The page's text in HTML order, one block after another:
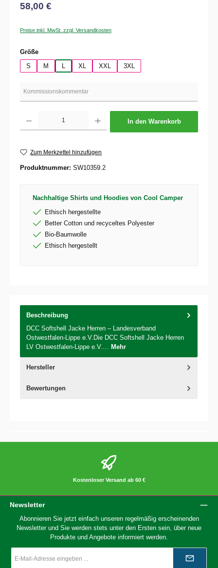
58,00 €
Preise inkl. MwSt. zzgl. Versandkosten
Größeauswählen
S
M XL XXL 3XL
In den Warenkorb
Zum Merkzettel hinzufügen
Produktnummer: SW10359.2
Nachhaltige Shirts und Hoodies von Cool Camper
Ethisch hergestellte
Better Cotton und recyceltes Polyester
Bio-Baumwolle
Ethisch hergestellt
Beschreibung
DCC Softshell Jacke Herren – Landesverband
Ostwestfalen-Lippe e.V.Die DCC Softshell Jacke Herren
LV Ostwestfalen-Lippe e.V.… Mehr
Hersteller
Bewertungen
Kostenloser Versand ab 60 €
Newsletter
Abonnieren Sie jetzt einfach unseren regelmäßig erscheinenden
Newsletter und Sie werden stets unter den Ersten sein, über neue
Produkte und Angebote informiert werden.
Mail-